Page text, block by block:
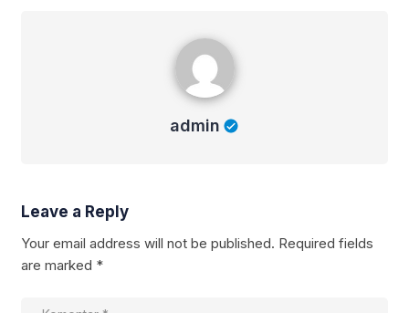
admin
Leave a Reply
Your email address will not be published. Required fields
are marked *